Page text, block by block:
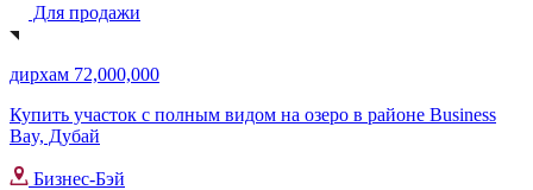
Для продажи
дирхам 72,000,000
Купить участок с полным видом на озеро в районе Business
Bay, Дубай
Бизнес-Бэй